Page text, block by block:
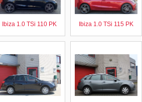
Ibiza 1.0 TSi 110 PK Ibiza 1.0 TSi 115 PK